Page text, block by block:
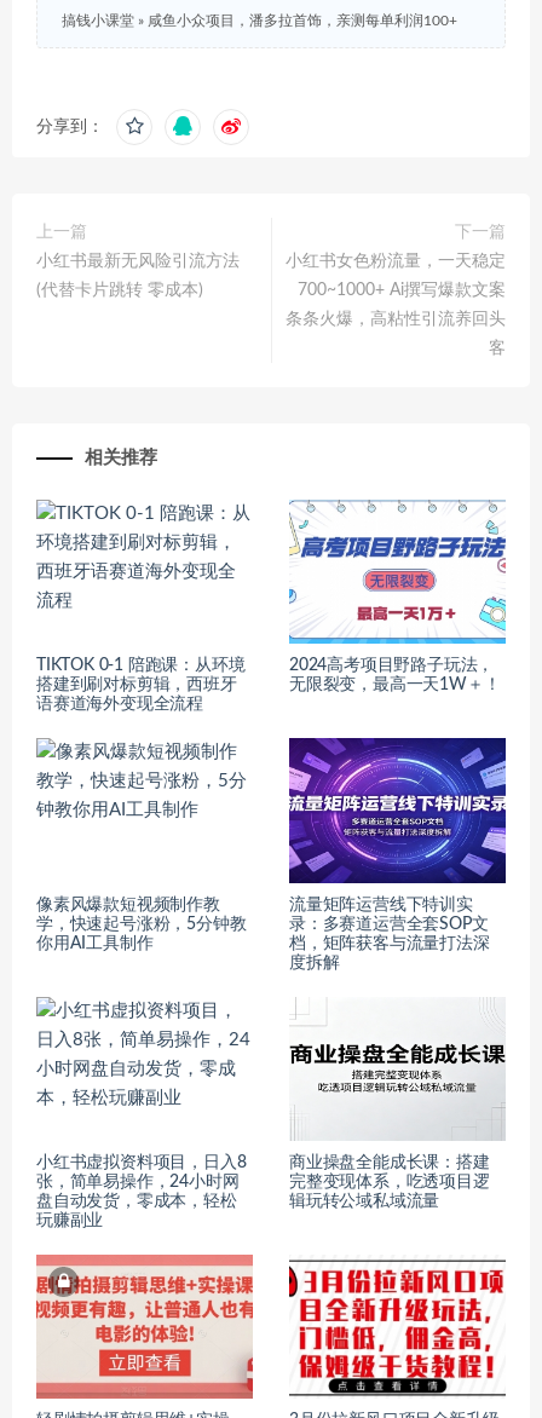
搞钱小课堂 » 咸鱼小众项目，潘多拉首饰，亲测每单利润100+
分享到：
上一篇
小红书最新无风险引流方法
(代替卡片跳转 零成本)
下一篇
小红书女色粉流量，一天稳定
700~1000+ Ai撰写爆款文案
条条火爆，高粘性引流养回头
客
相关推荐
TIKTOK 0-1 陪跑课：从环境
搭建到刷对标剪辑，西班牙
语赛道海外变现全流程
2024高考项目野路子玩法，
无限裂变，最高一天1W＋！
像素风爆款短视频制作教
学，快速起号涨粉，5分钟教
你用AI工具制作
流量矩阵运营线下特训实
录：多赛道运营全套SOP文
档，矩阵获客与流量打法深
度拆解
小红书虚拟资料项目，日入8
张，简单易操作，24小时网
盘自动发货，零成本，轻松
玩赚副业
商业操盘全能成长课：搭建
完整变现体系，吃透项目逻
辑玩转公域私域流量